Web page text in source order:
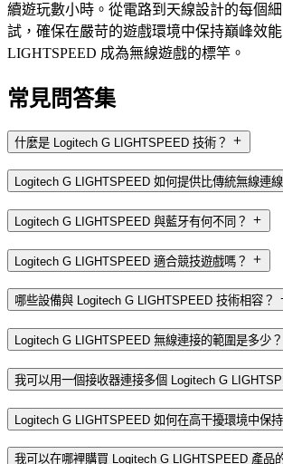
續遊玩數小時。從電路到天線設計的每個
試，確保在嚴苛的遊戲環境中保持巔峰效
LIGHTSPEED 成為無線遊戲的標竿。
常見問答集
什麼是 Logitech G LIGHTSPEED 技術？
Logitech G LIGHTSPEED 如何提供比傳統無線連
Logitech G LIGHTSPEED 與藍牙有何不同？
Logitech G LIGHTSPEED 適合競技遊戲嗎？
哪些設備與 Logitech G LIGHTSPEED 技術相容？
Logitech G LIGHTSPEED 無線連接的範圍是多少？
我可以用一個接收器連接多個 Logitech G
Logitech G LIGHTSPEED 如何在高干擾環境中保
我可以在哪裡購買 Logitech G LIGHTSPEED 產品